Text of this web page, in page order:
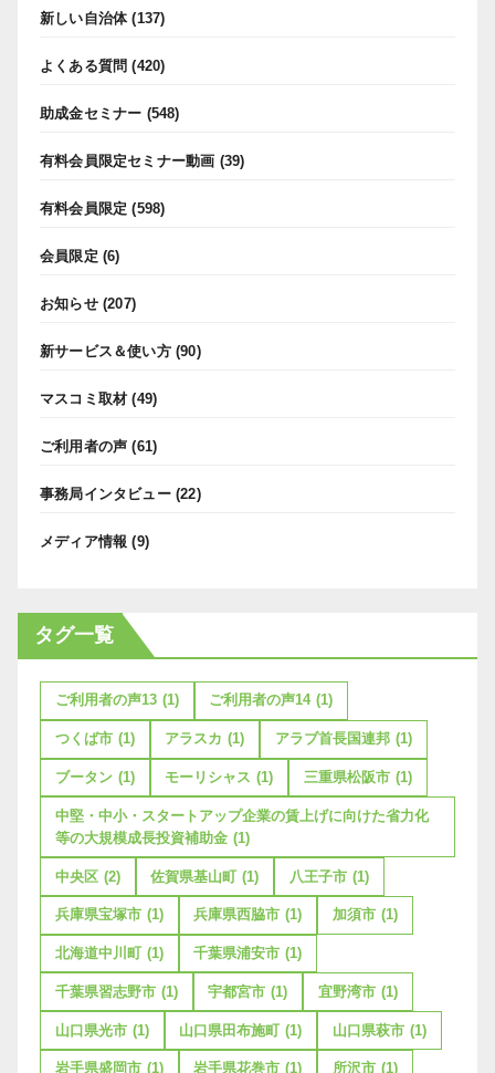
新しい自治体(137)
よくある質問 (420)
助成金セミナー (548)
有料会員限定セミナー動画 (39)
有料会員限定 (598)
会員限定 (6)
お知らせ(207)
新サービス＆使い方(90)
マスコミ取材 (49)
ご利用者の声 (61)
事務局インタビュー(22)
メディア情報 (9)
タグ一覧
ご利用者の声13 (1) ご利用者の声14 (1)
つくば市 (1) アラスカ (1) アラブ首長国連邦 (1)
ブータン (1) モーリシャス (1) 三重県松阪市 (1)
中堅・中小・スタートアップ企業の賃上げに向けた省力化
等の大規模成長投資補助金 (1)
中央区 (2) 佐賀県基山町 (1) 八王子市 (1)
兵庫県宝塚市 (1) 兵庫県西脇市 (1) 加須市 (1)
北海道中川町 (1) 千葉県浦安市 (1)
千葉県習志野市 (1) 宇都宮市 (1) 宜野湾市 (1)
山口県光市 (1) 山口県田布施町 (1) 山口県萩市 (1)
岩手県盛岡市 (1) 岩手県花巻市 (1) 所沢市 (1)